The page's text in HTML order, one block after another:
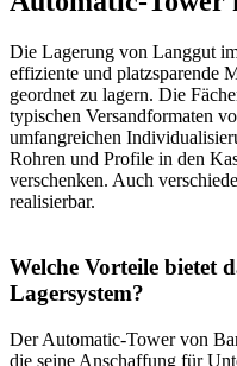
Die Lagerung von Langgut
effiziente und platzsparende
geordnet zu lagern. Die
typischen Versandformaten
umfangreichen
Rohren und Profile in den
verschenken. Auch
realisierbar.
Welche Vorteile bietet
Lagersystem?
Der Automatic-Tower von
die seine Anschaffung für